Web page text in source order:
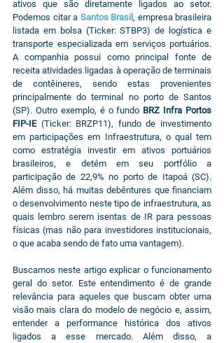
ativos que são diretamente ligados ao setor.
Podemos citar a Santos Brasil , empresa brasileira
listada em bolsa (Ticker: STBP3) de logística e
transporte especializada em serviços portuários.
A companhia possui como principal fonte de
receita atividades ligadas à operação de terminais
de contêineres, sendo estas provenientes
principalmente do terminal no porto de Santos
(SP). Outro exemplo, é o fundo BRZ Infra Portos
FIP-IE (Ticker: BRZP11), fundo de investimento
em participações em Infraestrutura, o qual tem
como estratégia investir em ativos portuários
brasileiros, e detém em seu portfólio a
participação de 22,9% no porto de Itapoá (SC).
Além disso, há muitas debêntures que financiam
o desenvolvimento neste tipo de infraestrutura, as
quais lembro serem isentas de IR para pessoas
físicas (mas não para investidores institucionais,
o que acaba sendo de fato uma vantagem).
Buscamos neste artigo explicar o funcionamento
geral do setor. Este entendimento é de grande
relevância para aqueles que buscam obter uma
visão mais clara do modelo de negócio e, assim,
entender a performance histórica dos ativos
ligados a esse mercado. Além disso, a